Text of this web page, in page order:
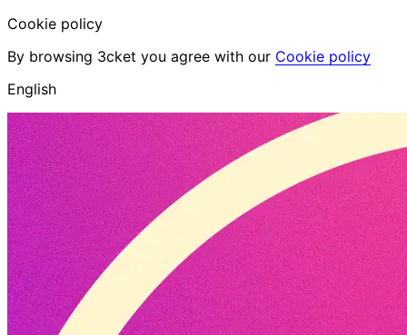
Cookie policy
By browsing 3cket you agree with our Cookie policy
English